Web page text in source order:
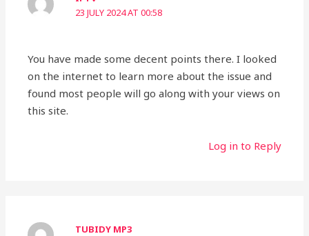
23 JULY 2024 AT 00:58
You have made some decent points there. I looked
on the internet to learn more about the issue and
found most people will go along with your views on
this site.
Log in to Reply
TUBIDY MP3